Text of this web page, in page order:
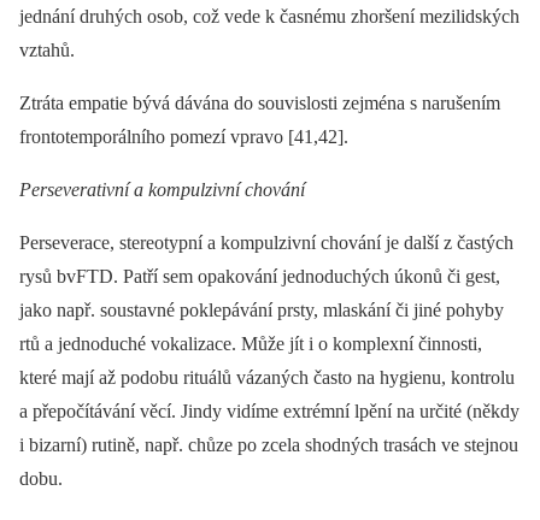
jednání druhých osob, což vede k časnému zhoršení mezilidských
vztahů.
Ztráta empatie bývá dávána do souvislosti zejména s narušením
frontotemporálního pomezí vpravo [41,42].
Perseverativní a kompulzivní chování
Perseverace, stereotypní a kompulzivní chování je další z častých
rysů bvFTD. Patří sem opakování jednoduchých úkonů či gest,
jako např. soustavné poklepávání prsty, mlaskání či jiné pohyby
rtů a jednoduché vokalizace. Může jít i o komplexní činnosti,
které mají až podobu rituálů vázaných často na hygienu, kontrolu
a přepočítávání věcí. Jindy vidíme extrémní lpění na určité (někdy
i bizarní) rutině, např. chůze po zcela shodných trasách ve stejnou
dobu.